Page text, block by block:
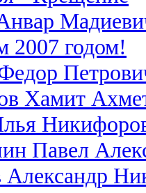
годом!
Хамит
Павел
Александр